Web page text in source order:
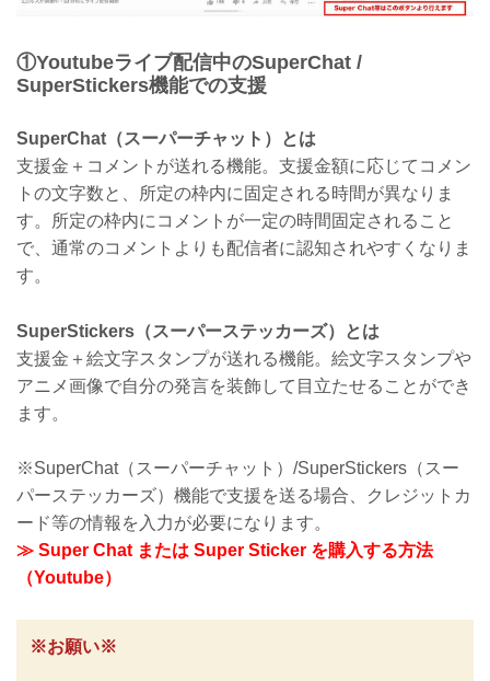
①Youtubeライブ配信中のSuperChat /
SuperStickers機能での支援
SuperChat（スーパーチャット）とは
支援金＋コメントが送れる機能。支援金額に応じてコメン
トの文字数と、所定の枠内に固定される時間が異なりま
す。所定の枠内にコメントが一定の時間固定されること
で、通常のコメントよりも配信者に認知されやすくなりま
す。
SuperStickers（スーパーステッカーズ）とは
支援金＋絵文字スタンプが送れる機能。絵文字スタンプや
アニメ画像で自分の発言を装飾して目立たせることができ
ます。
※SuperChat（スーパーチャット）/SuperStickers（スー
パーステッカーズ）機能で支援を送る場合、クレジットカ
ード等の情報を入力が必要になります。
≫ Super Chat または Super Sticker を購入する方法
（Youtube）
※お願い※